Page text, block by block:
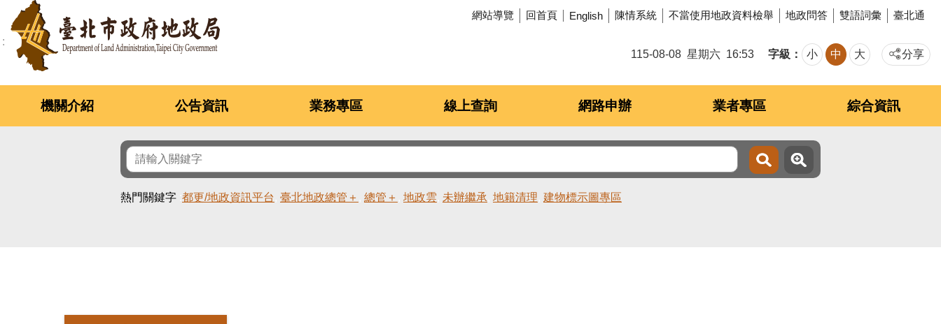
跳到主要內容區塊 網站導覽 回首頁 English 陳情系統 不當使用地政資料檢舉 地政問答 雙語詞彙 臺北通
115-08-08 星期六 16:53 字級 小 中 大 分享
機關介紹 公告資訊 業務專區 線上查詢 網路申辦 業者專區 綜合資訊
熱門關鍵字 都更/地政資訊平台 臺北地政總管＋ 總管＋ 地政雲 未辦繼承 地籍清理 建物標示圖專區